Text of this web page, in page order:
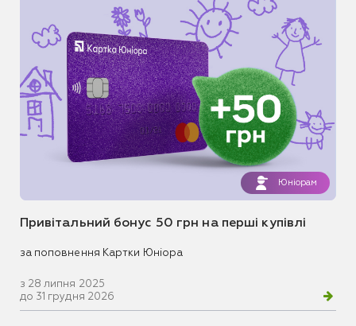
Юніорам
Привітальний бонус 50 грн на перші купівлі
за поповнення Картки Юніора
з 28 липня 2025
до 31 грудня 2026